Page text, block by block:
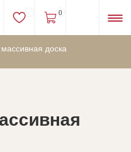
0
доска